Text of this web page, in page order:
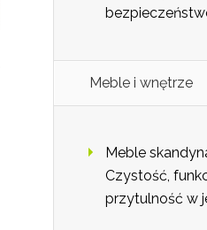
Meble i wnętrze
Meble
Czystość,
przytulność w